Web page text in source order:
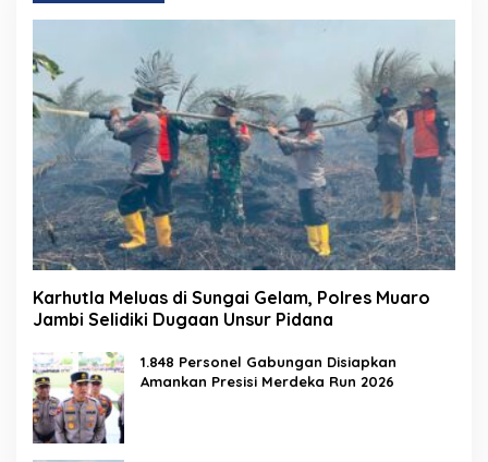
Karhutla Meluas di Sungai Gelam, Polres Muaro
Jambi Selidiki Dugaan Unsur Pidana
1.848 Personel Gabungan Disiapkan
Amankan Presisi Merdeka Run 2026